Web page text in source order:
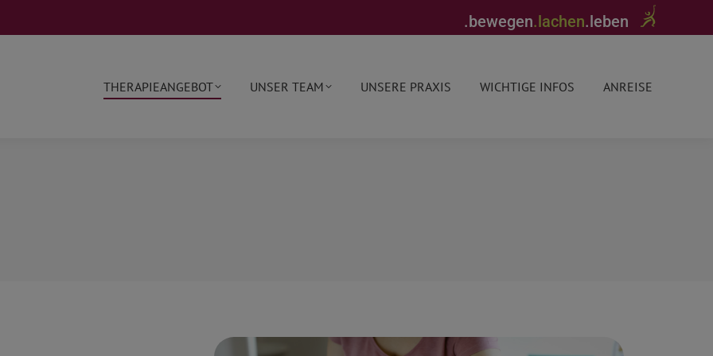
.bewegen.lachen.leben
THERAPIEANGEBOT UNSER TEAM UNSERE PRAXIS WICHTIGE INFOS ANREISE